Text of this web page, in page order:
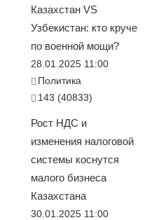
Казахстан VS
Узбекистан: кто круче
по военной мощи?
28.01.2025 11:00
Политика
143 (40833)
Рост НДС и
изменения налоговой
системы коснутся
малого бизнеса
Казахстана
30.01.2025 11:00